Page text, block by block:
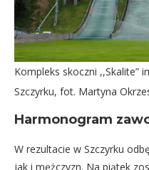
Kompleks skoczni ,,Skalite”
Szczyrku, fot. Martyna
Harmonogram
W rezultacie w Szczyrku
jak i mężczyzn. Na piątek